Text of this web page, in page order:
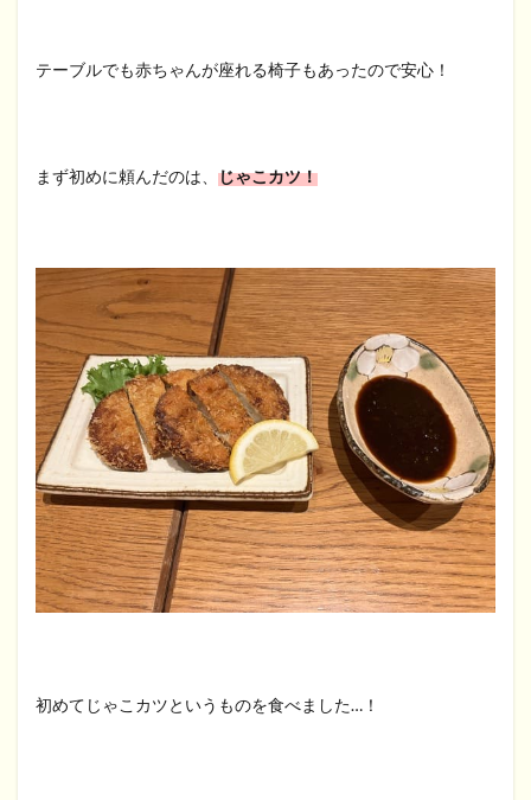
テーブルでも赤ちゃんが座れる椅子もあったので安心！
まず初めに頼んだのは、 じゃこカツ！
初めてじゃこカツというものを食べました…！